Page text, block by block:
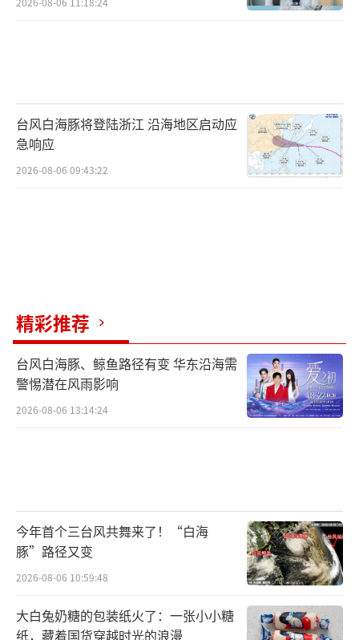
台风白海豚将登陆浙江 沿海地区启动应
急响应
2026-08-06 09:43:22
精彩推荐
台风白海豚、鲸鱼路径有变 华东沿海需
警惕潜在风雨影响
2026-08-06 13:14:24
今年首个三台风共舞来了！“白海
豚”路径又变
2026-08-06 10:59:48
大白兔奶糖的包装纸火了：一张小小糖
纸，藏着国货穿越时光的浪漫